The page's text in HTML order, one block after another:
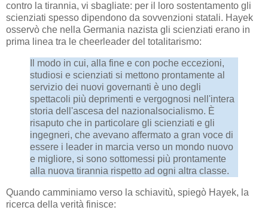
contro la tirannia, vi sbagliate: per il loro sostentamento gli
scienziati spesso dipendono da sovvenzioni statali. Hayek
osservò che nella Germania nazista gli scienziati erano in
prima linea tra le cheerleader del totalitarismo:
Il modo in cui, alla fine e con poche eccezioni,
studiosi e scienziati si mettono prontamente al
servizio dei nuovi governanti è uno degli
spettacoli più deprimenti e vergognosi nell'intera
storia dell'ascesa del nazionalsocialismo. È
risaputo che in particolare gli scienziati e gli
ingegneri, che avevano affermato a gran voce di
essere i leader in marcia verso un mondo nuovo
e migliore, si sono sottomessi più prontamente
alla nuova tirannia rispetto ad ogni altra classe.
Quando camminiamo verso la schiavitù, spiegò Hayek, la
ricerca della verità finisce: